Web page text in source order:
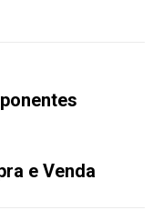
e Venda